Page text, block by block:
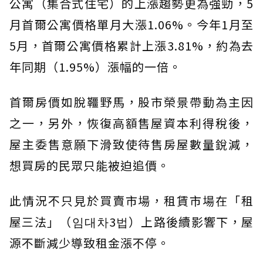
公寓（集合式住宅）的上漲趨勢更為強勁，5
月首爾公寓價格單月大漲1.06%。今年1月至
5月，首爾公寓價格累計上漲3.81%，約為去
年同期（1.95%）漲幅的一倍。
首爾房價如脫韁野馬，股市榮景帶動為主因
之一，另外，恢復高額售屋資本利得稅後，
屋主委售意願下滑致使待售房屋數量銳減，
想買房的民眾只能被迫追價。
此情況不只見於買賣市場，租賃市場在「租
屋三法」（임대차3법）上路後續影響下，屋
源不斷減少導致租金漲不停。